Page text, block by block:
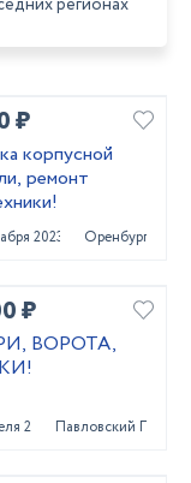
регионах
₽
корпусной
ремонт
2023 Оренбург
₽
ВОРОТА,
2022 Павловский Посад